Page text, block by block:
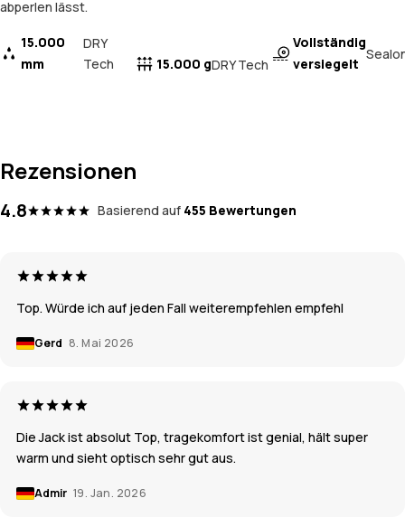
abperlen lässt.
15.000
mm
DRY
Tech
15.000 gDRY Tech
Vollständig
versiegelt
Rezensionen
4.8 Basierend auf 455 Bewertungen
Top. Würde ich auf jeden Fall weiterempfehlen empfehl
Gerd 8. Mai 2026
Die Jack ist absolut Top, tragekomfort ist genial, hält super
warm und sieht optisch sehr gut aus.
Admir 19. Jan. 2026